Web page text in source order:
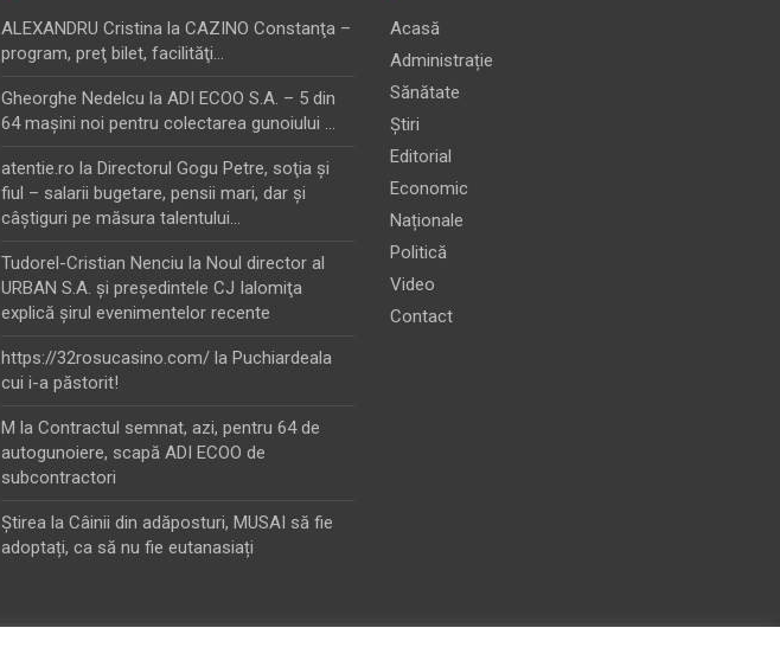
ALEXANDRU Cristina la CAZINO Constanţa –
program, preţ bilet, facilităţi…
Gheorghe Nedelcu la ADI ECOO S.A. – 5 din
64 maşini noi pentru colectarea gunoiului …
atentie.ro la Directorul Gogu Petre, soţia şi
fiul – salarii bugetare, pensii mari, dar şi
câştiguri pe măsura talentului…
Tudorel-Cristian Nenciu la Noul director al
URBAN S.A. şi preşedintele CJ Ialomiţa
explică şirul evenimentelor recente
https://32rosucasino.com/ la Puchiardeala
cui i-a păstorit!
M la Contractul semnat, azi, pentru 64 de
autogunoiere, scapă ADI ECOO de
subcontractori
Ştirea la Câinii din adăposturi, MUSAI să fie
adoptați, ca să nu fie eutanasiați
Acasă
Administrație
Sănătate
Știri
Editorial
Economic
Naționale
Politică
Video
Contact